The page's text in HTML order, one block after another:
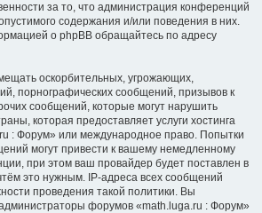
за то, что администрация конференций
содержания и/или поведения в них.
о phpBB обращайтесь по адресу
оскорбительных, угрожающих,
порнографических сообщений, призывов к
сообщений, которые могут нарушить
которая предоставляет услуги хостинга
: Форум» или международное право. Попытки
могут привести к вашему немедленному
при этом ваш провайдер будет поставлен в
это нужным. IP-адреса всех сообщений
проведения такой политики. Вы
форумов «math.luga.ru : Форум»